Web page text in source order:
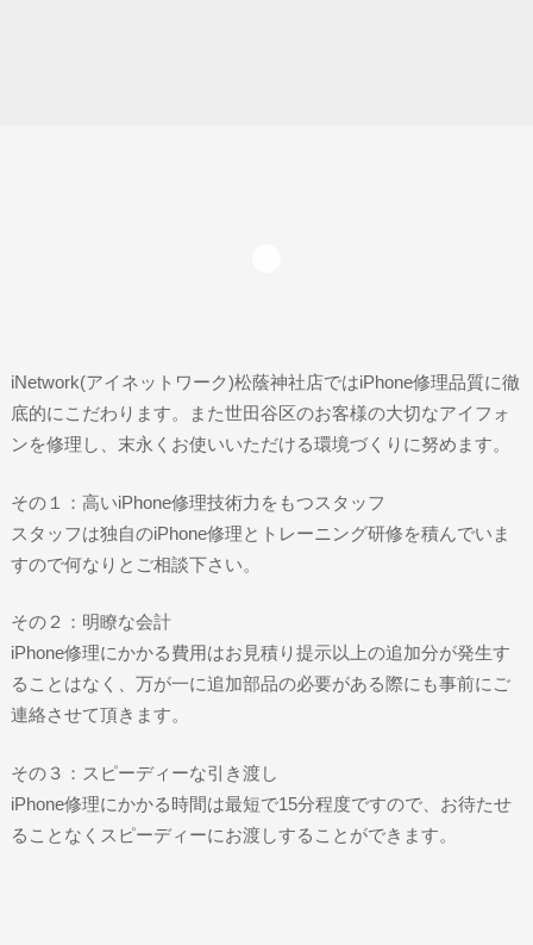
iNetwork(アイネットワーク)松蔭神社店ではiPhone修理品質に徹
底的にこだわります。また世田谷区のお客様の大切なアイフォ
ンを修理し、末永くお使いいただける環境づくりに努めます。
その１：高いiPhone修理技術力をもつスタッフ
スタッフは独自のiPhone修理とトレーニング研修を積んでいま
すので何なりとご相談下さい。
その２：明瞭な会計
iPhone修理にかかる費用はお見積り提示以上の追加分が発生す
ることはなく、万が一に追加部品の必要がある際にも事前にご
連絡させて頂きます。
その３：スピーディーな引き渡し
iPhone修理にかかる時間は最短で15分程度ですので、お待たせ
ることなくスピーディーにお渡しすることができます。